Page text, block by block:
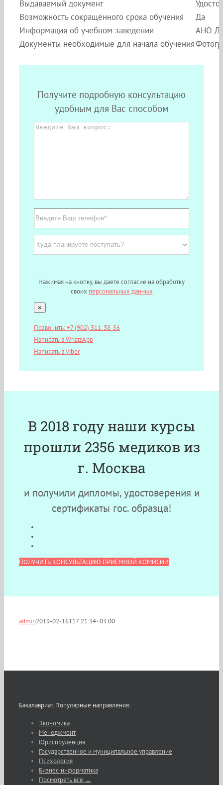
Выдаваемый документ
Возможность сокращённого срока обучения
Да
Информация об учебном заведении
АНО
Документы необходимые для начала обучения
Получите подробную консультацию
удобным для Вас способом
Нажимая на кнопку, вы даете согласие на обработку
своих персональных данных
×
Позвонить: +7 (902) 311-38-56
Написать в WhatsApp
Написать в Viber
В 2018 году наши курсы
прошли 2356 медиков из
г. Москва
и получили дипломы, удостоверения и
сертификаты гос. образца!
ПОЛУЧИТЬ КОНСУЛЬТАЦИЮ ПРИЁМНОЙ КОМИСИИ
admin2019-02-16T17:21:34+03:00
Бакалавриат. Популярные направления:
Экономика
Менеджмент
Юриспруденция
Государственное и муниципальное управление
Психология
Бизнес-информатика
Посмотреть все →